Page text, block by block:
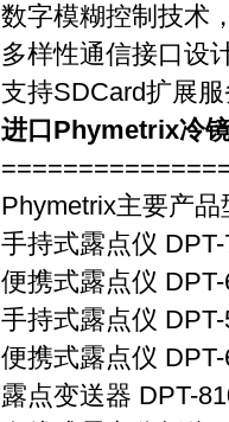
数字模糊控制技术
多样性通信接口设
支持SDCard扩展
进口Phymetrix冷
Phymetrix主要产品
手持式露点仪
便携式露点仪
手持式露点仪
便携式露点仪
露点变送器 DPT-